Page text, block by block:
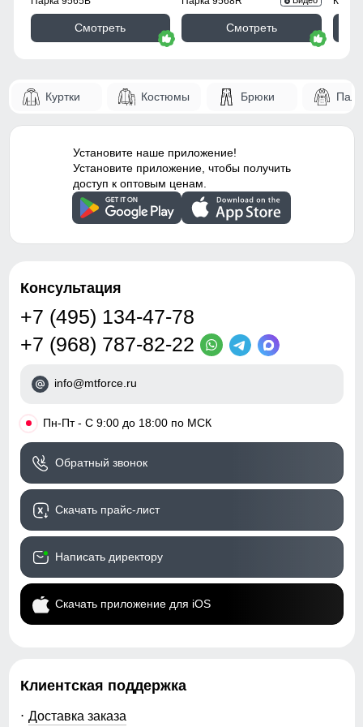
Фиксаторы отсутствуют
Декоративные элементы
молнии, декоративная
стёжка
Особенности модели
потайной карман -
водоотталкивающий
материал -
гипоаллергенный
материал - дышащий
материал
Дизайн и стиль
Стиль
городской, повседневный,
Цвета
бордовый, черный, серый,
Габариты (ДхШхВ) 55 x 37 x 5.5 см
Вес
Женский стёганый жилет Valianly — это лёгкая,
тёплая и технологичная модель, созданная для
Смотреть Смотреть
Куртки Костюмы Брюки
Установите наше приложение!
Установите приложение, чтобы получить
доступ к оптовым ценам.
Консультация
+7 (495) 134-47-78
+7 (968) 787-82-22
info@mtforce.ru
• Пн-Пт - С 9:00 до 18:00 по МСК
Обратный звонок
Скачать прайс-лист
Написать директору
Скачать приложение для iOS
Клиентская поддержка
Доставка заказа